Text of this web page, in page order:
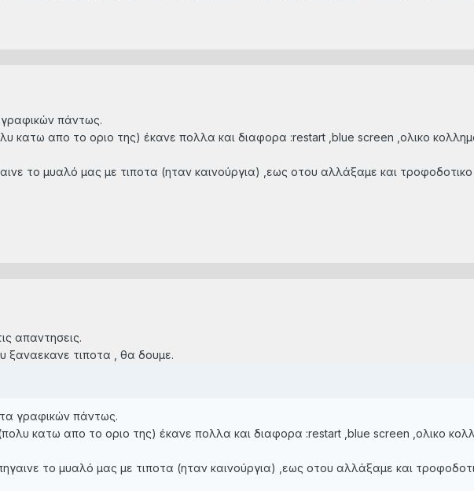
πάντως.
κατω απο το οριο της) έκανε πολλα και διαφορα :restart ,blue screen ,ολικο
το μυαλό μας με τιποτα (ηταν καινούργια) ,εως οτου αλλάξαμε και τροφοδοτικο
απαντησεις.
ξαναεκανε τιποτα , θα δουμε.
γραφικών πάντως.
κατω απο το οριο της) έκανε πολλα και διαφορα :restart ,blue screen ,ολικο
το μυαλό μας με τιποτα (ηταν καινούργια) ,εως οτου αλλάξαμε και